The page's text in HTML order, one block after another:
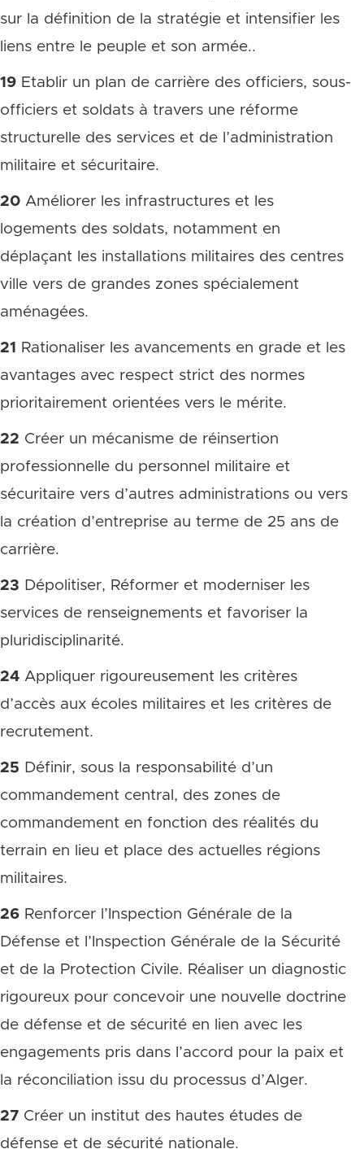
sur la définition de la stratégie et intensifier les
liens entre le peuple et son armée..
19 Etablir un plan de carrière des officiers, sous-
officiers et soldats à travers une réforme
structurelle des services et de l’administration
militaire et sécuritaire.
20 Améliorer les infrastructures et les
logements des soldats, notamment en
déplaçant les installations militaires des centres
ville vers de grandes zones spécialement
aménagées.
21
Rationaliser les avancements en grade et les
avantages avec respect strict des normes
prioritairement orientées vers le mérite.
22 Créer un mécanisme de réinsertion
professionnelle du personnel militaire et
sécuritaire vers d’autres administrations ou vers
la création d’entreprise au terme de 25 ans de
carrière.
23 Dépolitiser, Réformer et moderniser les
services de renseignements et favoriser la
pluridisciplinarité.
24 Appliquer rigoureusement les critères
d’accès aux écoles militaires et les critères de
recrutement.
25 Définir, sous la responsabilité d’un
commandement central, des zones de
commandement en fonction des réalités du
terrain en lieu et place des actuelles régions
militaires.
26 Renforcer l’Inspection Générale de la
Défense et l’Inspection Générale de la Sécurité
et de la Protection Civile. Réaliser un diagnostic
rigoureux pour concevoir une nouvelle doctrine
de défense et de sécurité en lien avec les
engagements pris dans l’accord pour la paix et
la réconciliation issu du processus d’Alger.
27 Créer un institut des hautes études de
défense et de sécurité nationale.